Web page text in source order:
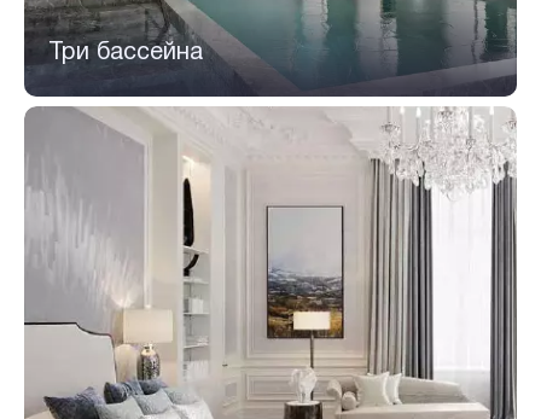
Три бассейна